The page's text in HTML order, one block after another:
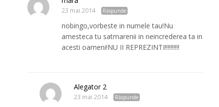
23 mai 2014 Răspunde
nobingo,vorbeste in numele tau!Nu
amesteca tu satmarenii in neincrederea ta in
acesti oameni!NU II REPREZINTI!!!!!!!!!!
Alegator 2
23 mai 2014 Răspunde